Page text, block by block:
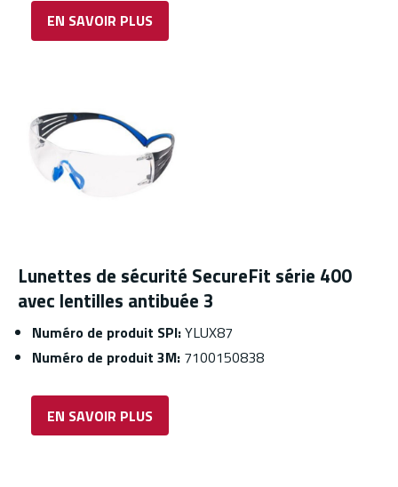
EN SAVOIR PLUS
Lunettes de sécurité SecureFit série 400
avec lentilles antibuée 3
Numéro de produit SPI:YLUX87
Numéro de produit 3M: 7100150838
EN SAVOIR PLUS